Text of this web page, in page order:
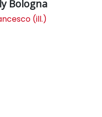
Bologna
(ill.)